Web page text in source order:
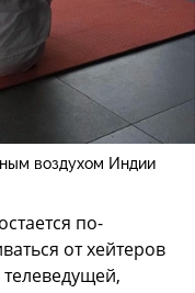
воздухом Индии
по-
от хейтеров